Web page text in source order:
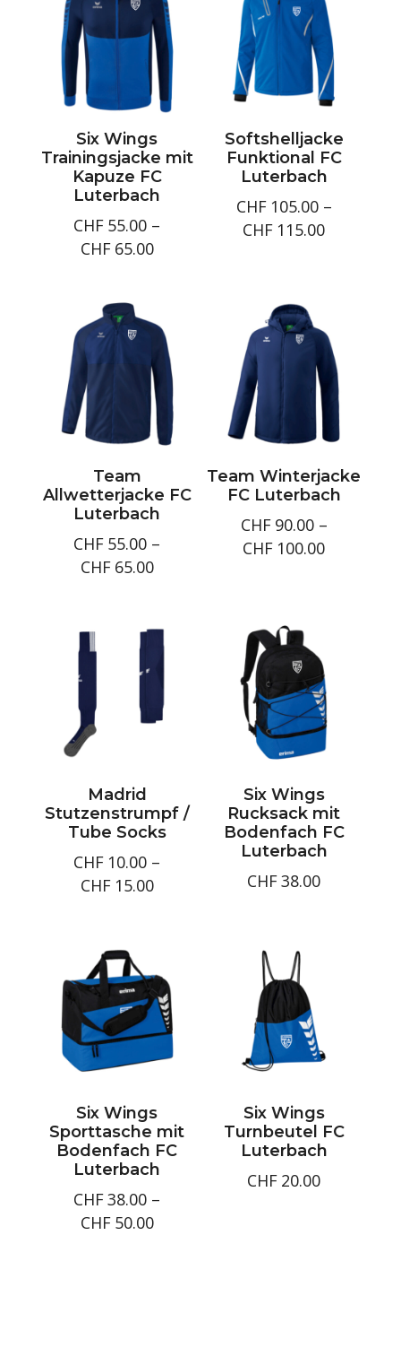
Six Wings
Trainingsjacke mit
Kapuze FC
Luterbach
CHF 55.00 –
CHF 65.00Preisspanne:
CHF65.00
Softshelljacke
Funktional FC
Luterbach
CHF 105.00 –
CHF 115.00
Team
Allwetterjacke FC
Luterbach
CHF 55.00 –
CHF 65.00Preisspanne:
CHF65.00
Team Winterjacke
FC Luterbach
CHF 90.00 –
CHF 100.00
Madrid
Stutzenstrumpf /
Tube Socks
CHF 10.00 –
CHF 15.00Preisspanne:
Six Wings
Rucksack mit
Bodenfach FC
Luterbach
CHF38.00
Six Wings
Sporttasche mit
Bodenfach FC
Luterbach
CHF38.00 –
CHF 50.00Preisspanne:
Six Wings
Turnbeutel FC
Luterbach
CHF 20.00